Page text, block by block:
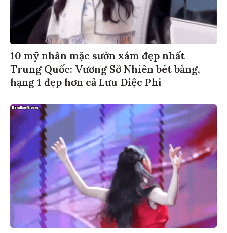
10 mỹ nhân mặc sườn xám đẹp nhất
Trung Quốc: Vương Sở Nhiên bét bảng,
hạng 1 đẹp hơn cả Lưu Diệc Phi